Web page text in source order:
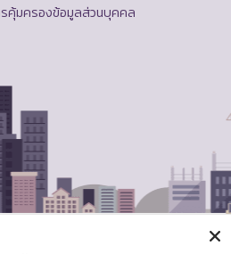
รคุ้มครองข้อมูลส่วนบุคคล